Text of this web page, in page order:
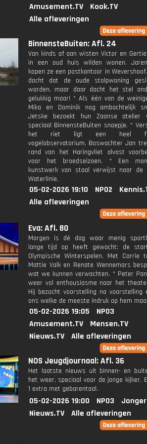
Amusement.TV
Kook.TV
Alle afleveringen
BinnensteBuiten: Afl. 24
Van kinds af aan wisten Victor en
in een oud huis wilden wonen.
kopen ze een postkantoor in
dacht dat de oude stolpwoning
worden, maar daar dacht het stel
gelukkig maar! * Als één van de
Mika en Dominik nog ambachtelijk
Jetske bezoekt hun Zaanse atelier
speciaal BinnensteBuiten snoepje. *
het riet ligt een heel
vogelobservatorium. Boswachter Jan
rand van het Haringvliet alvast
voor het broedseizoen. * Een
kunstwerk van staal verwijst naar de
Waterlinie.
05-02-2026 19:10 NPO2
Alle afleveringen
Eva: Afl. 80
Morgen is dé dag waar menig
lange tijd op heeft gewacht: de
Olympische Winterspelen. Met Carrie
Mattie Valk en Renate Wennemars
wat we kunnen verwachten. * Peter
weer vol enthousiasme naar het
Hij bezocht voorstelling na voorstelling
ons welke de meeste indruk op hem
05-02-2026 19:05
NPO3
Amusement.TV
Mensen.TV
Nieuws.TV
Alle afleveringen
NOS Jeugdjournaal: Afl. 36
Het laatste nieuws uit binnen- en
het weer, speciaal voor de jonge kijker.
1 extra met gebarentaal.
05-02-2026 19:00 NPO3
Nieuws.TV
Alle afleveringen